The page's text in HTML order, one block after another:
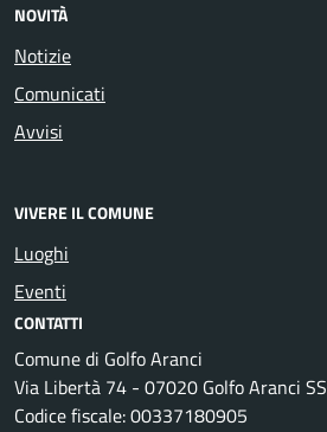
NOVITÀ
Notizie
Comunicati
Avvisi
VIVERE IL COMUNE
Luoghi
Eventi
CONTATTI
Comune di Golfo Aranci
Via Libertà 74 - 07020 Golfo Aranci SS
Codice fiscale: 00337180905